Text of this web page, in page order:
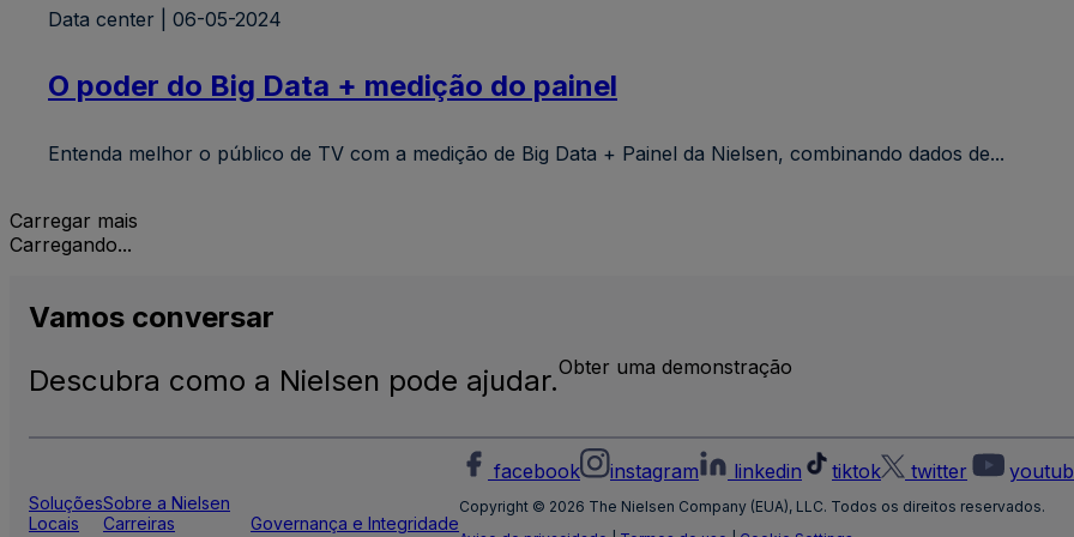
Data center | 06-05-2024
O poder do Big Data + medição do painel
Entenda melhor o público de TV com a medição de Big Data + Painel da Nielsen, combinando dados de...
Carregar mais
Carregando...
Vamos conversar
Descubra como a Nielsen pode ajudar.Obter uma demonstração
Soluções
Locais
Sobre a Nielsen
Carreiras
Governança e Integridade
facebook instagram linkedin tiktok twitter
Copyright © 2026 The Nielsen Company (EUA), LLC. Todos os direitos reservados.